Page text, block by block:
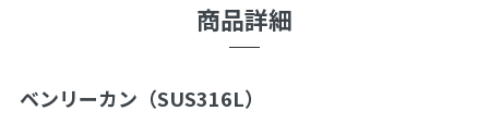
商品詳細
ベンリーカン（SUS316L）